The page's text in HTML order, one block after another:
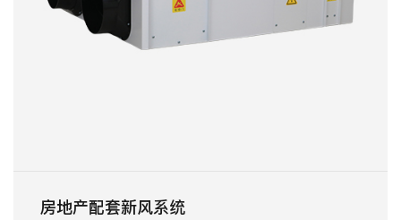
房地产配套新风系统